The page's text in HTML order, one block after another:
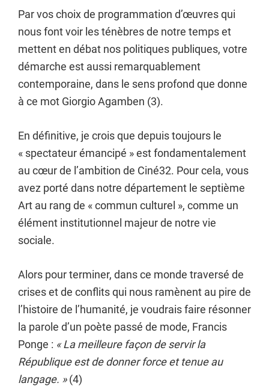
Par vos choix de programmation d’œuvres qui
nous font voir les ténèbres de notre temps et
mettent en débat nos politiques publiques, votre
démarche est aussi remarquablement
contemporaine, dans le sens profond que donne
à ce mot Giorgio Agamben (3).
En définitive, je crois que depuis toujours le
« spectateur émancipé » est fondamentalement
au cœur de l’ambition de Ciné32. Pour cela, vous
avez porté dans notre département le septième
Art au rang de « commun culturel », comme un
élément institutionnel majeur de notre vie
sociale.
Alors pour terminer, dans ce monde traversé de
crises et de conflits qui nous ramènent au pire de
l’histoire de l’humanité, je voudrais faire résonner
la parole d’un poète passé de mode, Francis
Ponge : « La meilleure façon de servir la
République est de donner force et tenue au
langage. »(4)